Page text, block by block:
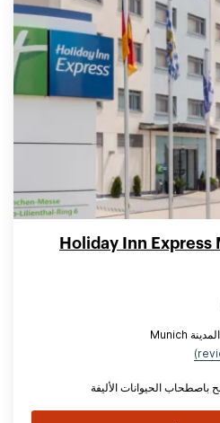
Holiday Inn Express
باصطحاب الحيوانات الأليفة